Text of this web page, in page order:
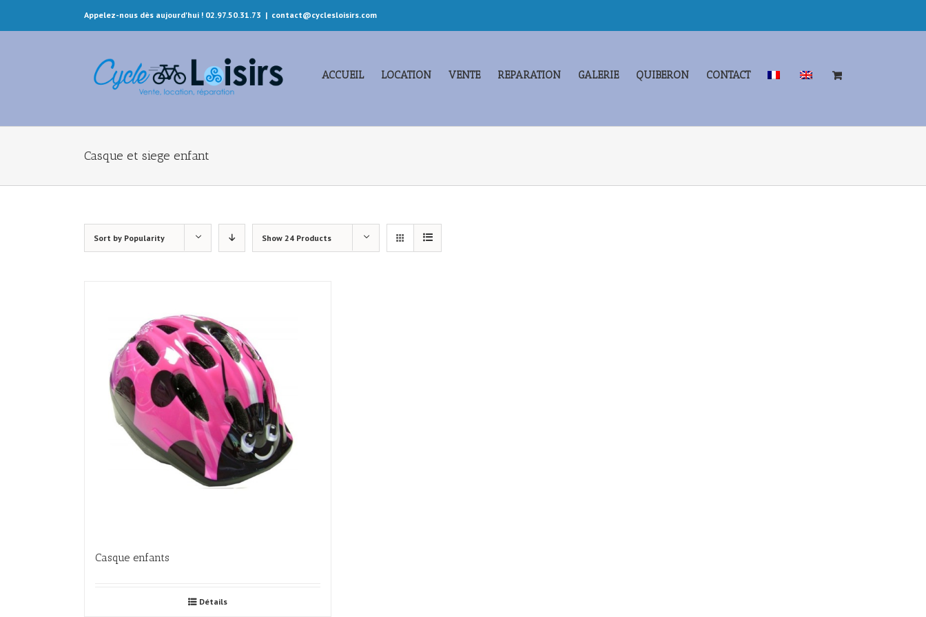
Appelez-nous dès aujourd'hui ! 02.97.50.31.73 | contact@cyclesloisirs.com
ACCUEIL LOCATION VENTE REPARATION GALERIE QUIBERON CONTACT
Casque et siege enfant
Sort by Popularity Show 24 Products
Casque enfants
Détails